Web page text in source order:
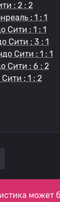
: 2 : 2
: 1 : 1
Сити : 1 : 1
Сити : 3 : 1
Сити : 1 : 1
Сити : 6 : 2
: 1 : 2
может